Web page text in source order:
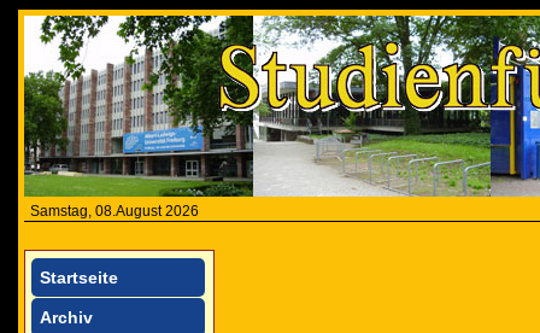
Samstag, 08.August 2026
Startseite
Archiv